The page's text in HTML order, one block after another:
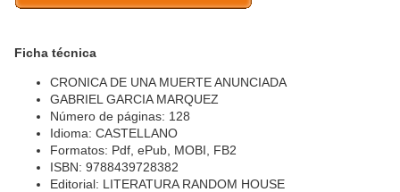
Ficha técnica
CRONICA DE UNA MUERTE ANUNCIADA
GABRIEL GARCIA MARQUEZ
Número de páginas: 128
Idioma: CASTELLANO
Formatos: Pdf, ePub, MOBI, FB2
ISBN: 9788439728382
Editorial: LITERATURA RANDOM HOUSE